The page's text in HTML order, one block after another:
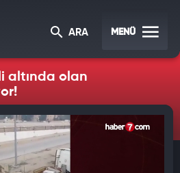
ARA MENÜ
altında olan